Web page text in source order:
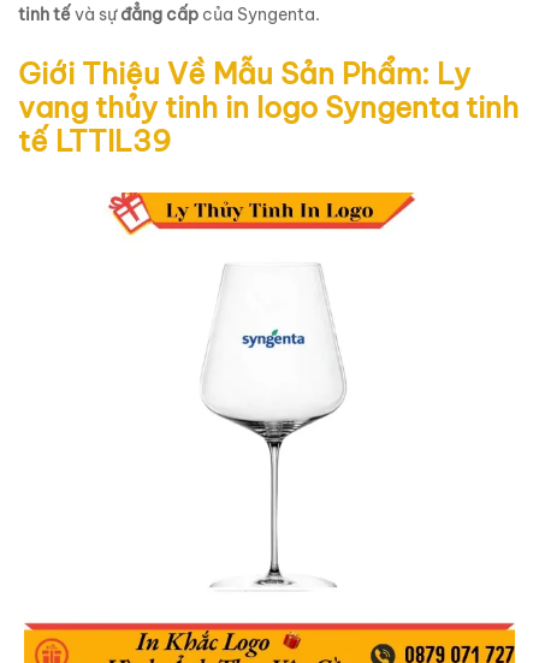
tinh tếvà sựđẳng cấp của Syngenta.
Giới Thiệu Về Mẫu Sản Phẩm: Ly
vang thủy tinh in logo Syngenta tinh
tế LTTIL39